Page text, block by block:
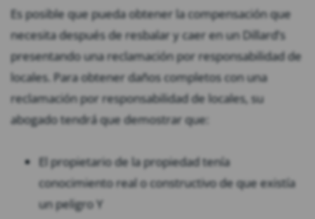
Es posible que pueda obtener la compensación que
necesita después de resbalar y caer en un Dillard’s
presentando una reclamación por responsabilidad de
locales. Para obtener daños completos con una
reclamación por responsabilidad de locales, su
abogado tendrá que demostrar que:
El propietario de la propiedad tenía
conocimiento real o constructivo de que existía
un peligro Y